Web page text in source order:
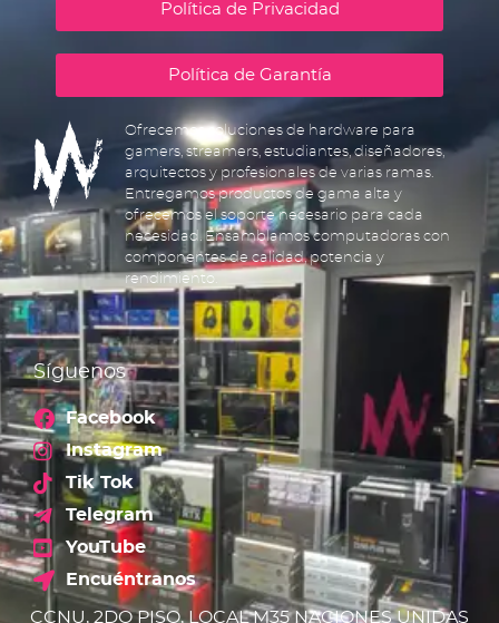
Política de Privacidad
Política de Garantía
Ofrecemos soluciones de hardware para
gamers, streamers, estudiantes, diseñadores,
arquitectos y profesionales de varias ramas.
Entregamos productos de gama alta y
ofrecemos el soporte necesario para cada
necesidad. Ensamblamos computadoras con
componentes de calidad, potencia y
rendimiento.
Síguenos
Facebook
Instagram
Tik Tok
Telegram
YouTube
Encuéntranos
CCNU, 2DO PISO, LOCAL M35 NACIONES UNIDAS